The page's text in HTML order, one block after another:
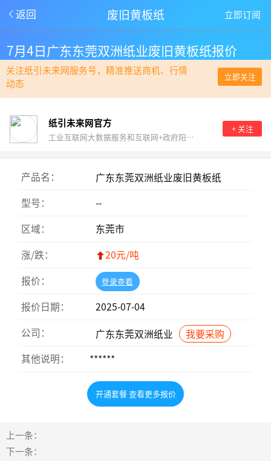
返回 废旧黄板纸 立即订阅
7月4日广东东莞双洲纸业废旧黄板纸报价
关注纸引未来网服务号，精准推送商机、行情
动态
立即关注
纸引未来网官方
工业互联网大数据服务和互联网+政府阳光采购。
+ 关注
产品名：
广东东莞双洲纸业废旧黄板纸
型号：
--
区域：
东莞市
涨/跌：
20元/吨
报价：
登录查看
报价日期：
2025-07-04
公司：
广东东莞双洲纸业
我要采购
其他说明：
******
开通套餐 查看更多报价
上一条：
下一条：